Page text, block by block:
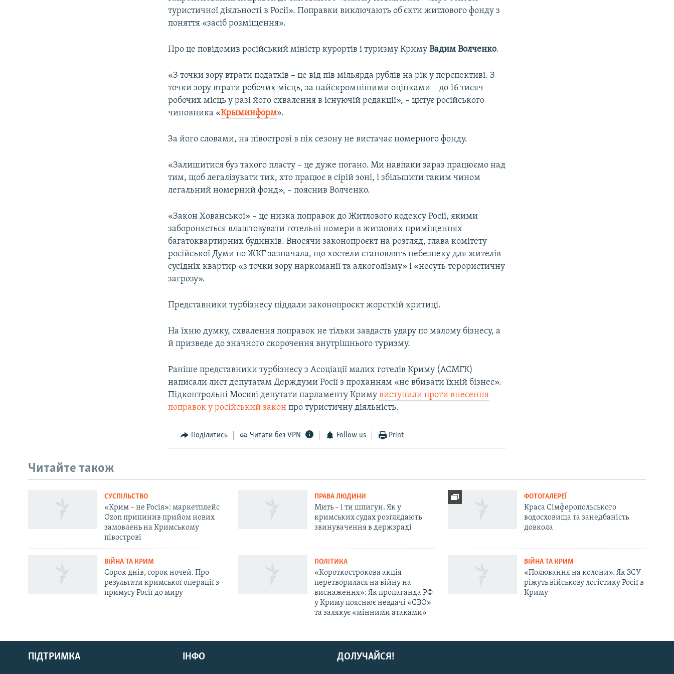
Русский
Qırımtatar
туристичної діяльності в Росії». Поправки виключають об'єкти житлового фонду з
поняття «засіб розміщення».
Про це повідомив російський міністр курортів і туризму КримуВадим Волченко.
«З точки зору втрати податків – це від пів мільярда рублів на рік у перспективі. З
точки зору втрати робочих місць, за найскромнішими оцінками – до 16 тисяч
робочих місць у разі його схвалення в існуючій редакції», – цитує російського
чиновника «Крыминформ».
За його словами, на півострові в пік сезону не вистачає номерного фонду.
«Залишитися буз такого пласту – це дуже погано. Ми навпаки зараз працюємо над
тим, щоб легалізувати тих, хто працює в сірій зоні, і збільшити таким чином
легальний номерний фонд», – пояснив Волченко.
«Закон Хованської» – це низка поправок до Житлового кодексу Росії, якими
забороняється влаштовувати готельні номери в житлових приміщеннях
багатоквартирних будинків. Вносячи законопроєкт на розгляд, глава комітету
російської Думи по ЖКГ зазначала, що хостели становлять небезпеку для жителів
сусідніх квартир «з точки зору наркоманії та алкоголізму» і «несуть терористичну
загрозу».
Представники турбізнесу піддали законопроєкт жорсткій критиці.
На їхню думку, схвалення поправок не тільки завдасть удару по малому бізнесу, а
й призведе до значного скорочення внутрішнього туризму.
Раніше представники турбізнесу з Асоціації малих готелів Криму (АСМГК)
написали лист депутатам Держдуми Росії з проханням «не вбивати їхній бізнес».
Підконтрольні Москві депутати парламенту Кримувиступили проти внесення
поправок у російський закон про туристичну діяльність.
Поділитись Читати без VPN Follow us Print
Читайте також
СУСПІЛЬСТВО
«Крим – не Росія»: маркетплейс
Ozon припинив прийом нових
замовлень на Кримському
півострові
ПРАВА ЛЮДИНИ
Мить – і ти шпигун. Як у
кримських судах розглядають
звинувачення в держзраді
ФОТОГАЛЕРЕЇ
Краса Сімферопольського
водосховища та занедбаність
довкола
ВІЙНА ТА КРИМ
Сорок днів, сорок ночей. Про
результати кримської операції з
примусу Росії до миру
ПОЛІТИКА
«Короткострокова акція
перетворилася на війну на
виснаження»: Як пропаганда РФ
у Криму пояснює невдачі «СВО»
та залякує «мінними атаками»
ВІЙНА ТА КРИМ
«Полювання на колони». Як ЗСУ
ріжуть військову логістику Росії в
Криму
ДОЛУЧАЙСЯ!
ПІДТРИМКА ІНФО